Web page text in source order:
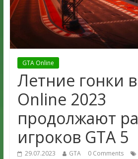
GTA Online
Летние гонки
Online 2023
продолжают
игроков GTA 5
29.07.2023 GTA 0 Comments